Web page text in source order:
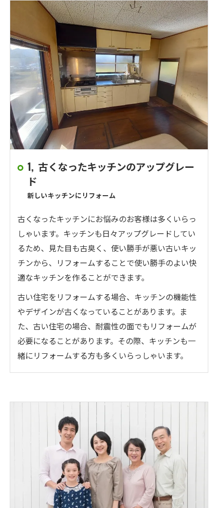
1, 古くなったキッチンのアップグレー
ド
新しいキッチンにリフォーム
古くなったキッチンにお悩みのお客様は多くいらっ
しゃいます。キッチンも日々アップグレードしてい
るため、見た目も古臭く、使い勝手が悪い古いキッ
チンから、リフォームすることで使い勝手のよい快
適なキッチンを作ることができます。
古い住宅をリフォームする場合、キッチンの機能性
やデザインが古くなっていることがあります。ま
た、古い住宅の場合、耐震性の面でもリフォームが
必要になることがあります。その際、キッチンも一
緒にリフォームする方も多くいらっしゃいます。